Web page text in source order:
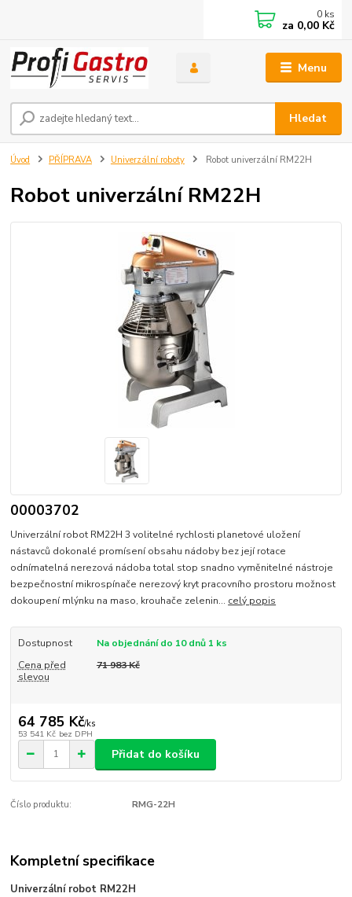
Menu
Hledat
0 ks
za 0,00 Kč
Úvod PŘÍPRAVA Univerzální roboty Robot univerzální RM22H
Robot univerzální RM22H
00003702
Univerzální robot RM22H 3 volitelné rychlosti planetové uložení
nástavců dokonalé promísení obsahu nádoby bez její rotace
odnímatelná nerezová nádoba total stop snadno vyměnitelné nástroje
bezpečnostní mikrospínače nerezový kryt pracovního prostoru možnost
dokoupení mlýnku na maso, krouhače zelenin... celý popis
Dostupnost
Na objednání do 10 dnů 1 ks
Cena před
slevou
71 983 Kč
64 785 Kč/ks
53 541 Kč bez DPH
Přidat do košíku
Číslo produktu: RMG-22H
Kompletní specifikace
Univerzální robot RM22H